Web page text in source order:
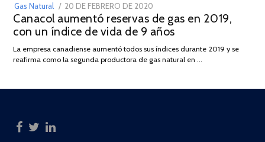
Gas Natural
POSTED
ON
20 DE FEBRERO DE 2020
DE
JULIO
2025
Canacol aumentó reservas de gas en 2019,
con un índice de vida de 9 años
La empresa canadiense aumentó todos sus índices durante 2019 y se
reafirma como la segunda productora de gas natural en …